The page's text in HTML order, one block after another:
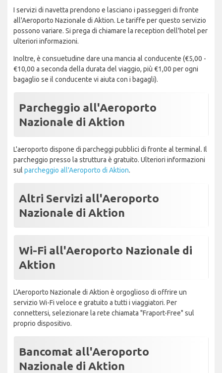
I servizi di navetta prendono e lasciano i passeggeri di fronte
all'Aeroporto Nazionale di Aktion. Le tariffe per questo servizio
possono variare. Si prega di chiamare la reception dell'hotel per
ulteriori informazioni.
Inoltre, è consuetudine dare una mancia al conducente (€5,00 -
€10,00 a seconda della durata del viaggio, più €1,00 per ogni
bagaglio se il conducente vi aiuta con i bagagli).
Parcheggio all'Aeroporto
Nazionale di Aktion
L'aeroporto dispone di parcheggi pubblici di fronte al terminal. Il
parcheggio presso la struttura è gratuito. Ulteriori informazioni
sul parcheggio all'Aeroporto di Aktion.
Altri Servizi all'Aeroporto
Nazionale di Aktion
Wi-Fi all'Aeroporto Nazionale di
Aktion
L'Aeroporto Nazionale di Aktion è orgoglioso di offrire un
servizio Wi-Fi veloce e gratuito a tutti i viaggiatori. Per
connettersi, selezionare la rete chiamata "Fraport-Free" sul
proprio dispositivo.
Bancomat all'Aeroporto
Nazionale di Aktion